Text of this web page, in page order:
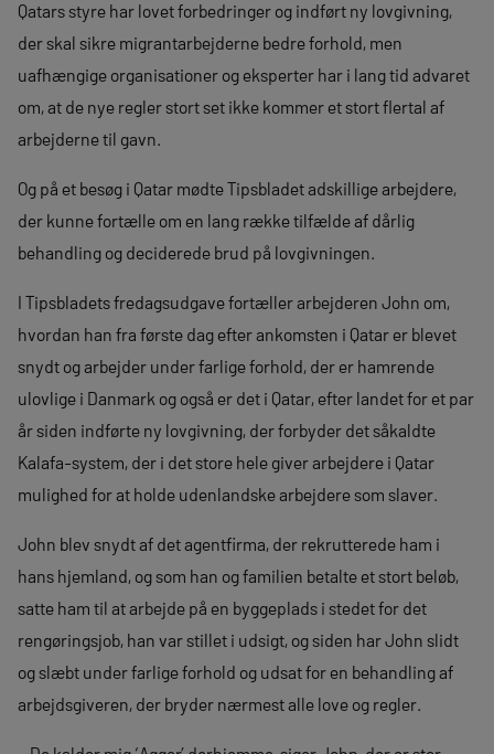
Qatars styre har lovet forbedringer og indført ny lovgivning,
der skal sikre migrantarbejderne bedre forhold, men
uafhængige organisationer og eksperter har i lang tid advaret
om, at de nye regler stort set ikke kommer et stort flertal af
arbejderne til gavn.
Og på et besøg i Qatar mødte Tipsbladet adskillige arbejdere,
der kunne fortælle om en lang række tilfælde af dårlig
behandling og deciderede brud på lovgivningen.
I Tipsbladets fredagsudgave fortæller arbejderen John om,
hvordan han fra første dag efter ankomsten i Qatar er blevet
snydt og arbejder under farlige forhold, der er hamrende
ulovlige i Danmark og også er det i Qatar, efter landet for et par
år siden indførte ny lovgivning, der forbyder det såkaldte
Kalafa-system, der i det store hele giver arbejdere i Qatar
mulighed for at holde udenlandske arbejdere som slaver.
John blev snydt af det agentfirma, der rekrutterede ham i
hans hjemland, og som han og familien betalte et stort beløb,
satte ham til at arbejde på en byggeplads i stedet for det
rengøringsjob, han var stillet i udsigt, og siden har John slidt
og slæbt under farlige forhold og udsat for en behandling af
arbejdsgiveren, der bryder nærmest alle love og regler.